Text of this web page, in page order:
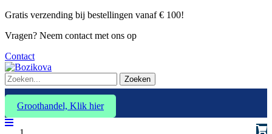
Gratis verzending bij bestellingen vanaf € 100!
Vragen? Neem contact met ons op
Contact
Zoeken
Groothandel, Klik hier